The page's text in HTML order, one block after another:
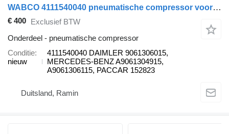
WABCO 4111540040 pneumatische compressor voor Mercedes-Benz Econic, Unimog, Axor, Conecto, Tourino, Zetros, Citaro, Integro, Intouro, Touro bus
€ 400 Exclusief BTW
Onderdeel - pneumatische compressor
Conditie
nieuw
4111540040 DAIMLER 9061306015,
MERCEDES-BENZ A9061304915,
A9061306115, PACCAR 152823
Duitsland, Ramin